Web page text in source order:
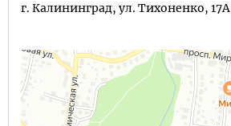
г. Калининград, ул. Тихоненко, 17А